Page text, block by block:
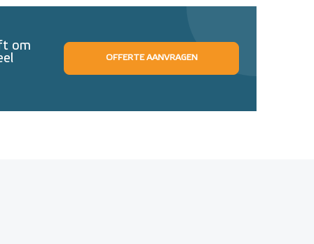
om
OFFERTE AANVRAGEN